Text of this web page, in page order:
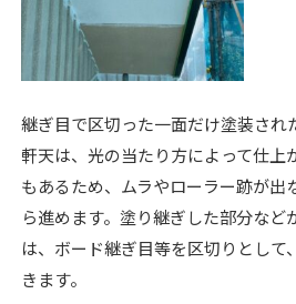
継ぎ目で区切った一面だけ塗装され
軒天は、光の当たり方によって仕上
もあるため、ムラやローラー跡が出
ら進めます。塗り継ぎした部分など
は、ボード継ぎ目等を区切りとして
きます。